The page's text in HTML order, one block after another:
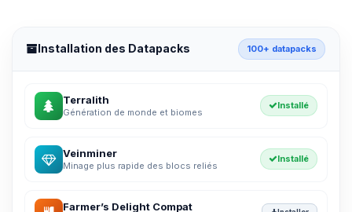
Installation des Datapacks 100+ datapacks
Terralith
Génération de monde et biomes
Installé
Veinminer
Minage plus rapide des blocs reliés
Installé
Farmer’s Delight Compat